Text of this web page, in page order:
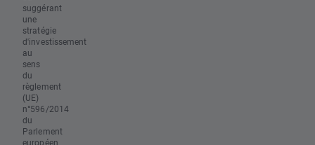
suggérant
une
stratégie
d'investissement
au
sens
du
règlement
(UE)
n°596/2014
du
Parlement
européen